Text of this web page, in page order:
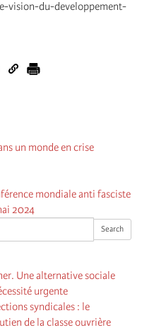
Search
Une alternative sociale
urgente
syndicales : le
de la classe ouvrière
vision-du-developpement-
un monde en crise
mondiale anti fasciste
2024